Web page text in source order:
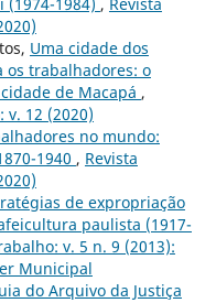
Uma cidade dos
os trabalhadores: o
de Macapá ,
v. 12 (2020)
no mundo:
1940 , Revista
de expropriação
paulista (1917-
v. 5 n. 9 (2013):
Municipal
do Arquivo da Justiça